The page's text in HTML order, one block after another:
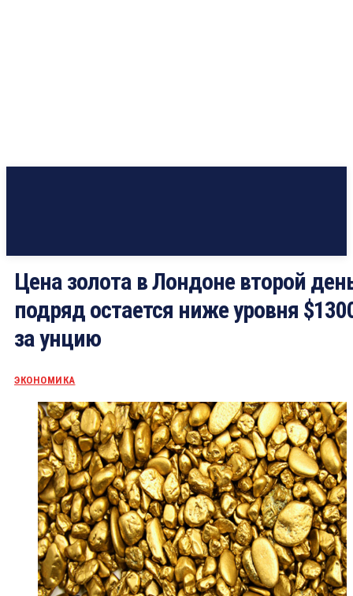
Цена золота в Лондоне второй
подряд остается ниже уровня
за унцию
ЭКОНОМИКА